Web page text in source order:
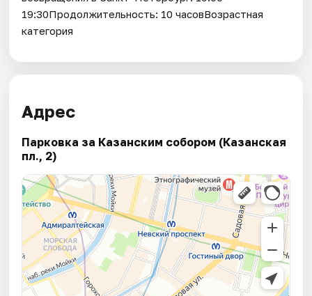
19:30Продолжительность: 10 часовВозрастная
категория
Адрес
Парковка за Казанским собором (Казанская
пл., 2)